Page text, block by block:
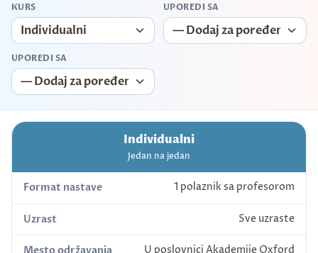
KURS UPOREDI SA
UPOREDI SA
Individualni
Jedan na jedan
Format nastave 1 polaznik sa profesorom
Uzrast Sve uzraste